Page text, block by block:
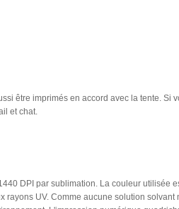
être imprimés en accord avec la tente. Si
et chat.
DPI par sublimation. La couleur utilisée
UV. Comme aucune solution solvant